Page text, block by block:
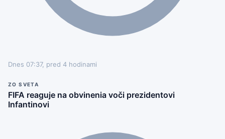
Dnes 07:37, pred 4 hodinami
ZO SVETA
FIFA reaguje na obvinenia voči prezidentovi
Infantinovi